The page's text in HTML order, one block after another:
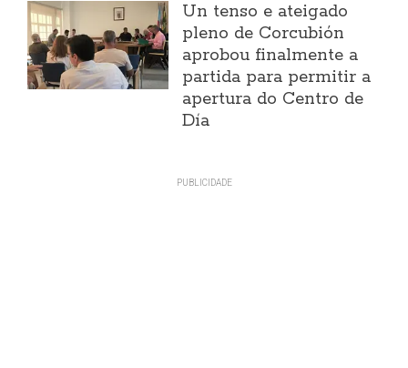
Un tenso e ateigado
pleno de Corcubión
aprobou finalmente a
partida para permitir a
apertura do Centro de
Día